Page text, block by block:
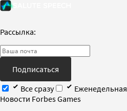
Рассылка:
Подписаться
Все сразу
Еженедельная
Новости Forbes Games